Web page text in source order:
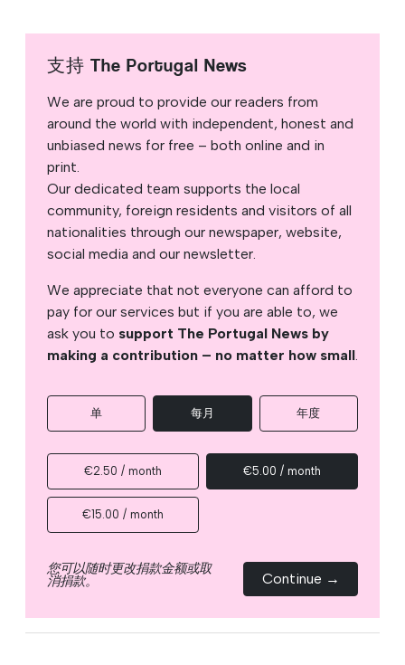
支持 The Portugal News
We are proud to provide our readers from
around the world with independent, honest and
unbiased news for free – both online and in
print.
Our dedicated team supports the local
community, foreign residents and visitors of all
nationalities through our newspaper, website,
social media and our newsletter.
We appreciate that not everyone can afford to
pay for our services but if you are able to, we
ask you to support The Portugal News by
making a contribution – no matter how small.
单 每月 年度
€2.50 / month €5.00 / month
€15.00 / month
您可以随时更改捐款金额或取
消捐款。 Continue →